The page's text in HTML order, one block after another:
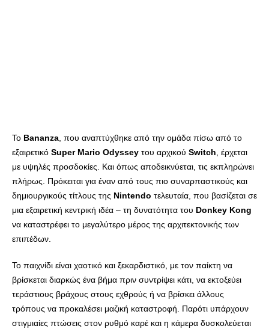
Το Bananza , που αναπτύχθηκε από την ομάδα πίσω από το
εξαιρετικό Super Mario Odyssey του αρχικού Switch , έρχεται
με υψηλές προσδοκίες. Και όπως αποδεικνύεται, τις εκπληρώνει
πλήρως. Πρόκειται για έναν από τους πιο συναρπαστικούς και
δημιουργικούς τίτλους της Nintendo τελευταία, που βασίζεται σε
μια εξαιρετική κεντρική ιδέα – τη δυνατότητα του Donkey Kong
να καταστρέφει το μεγαλύτερο μέρος της αρχιτεκτονικής των
επιπέδων.
Το παιχνίδι είναι χαοτικό και ξεκαρδιστικό, με τον παίκτη να
βρίσκεται διαρκώς ένα βήμα πριν συντρίψει κάτι, να εκτοξεύει
τεράστιους βράχους στους εχθρούς ή να βρίσκει άλλους
τρόπους να προκαλέσει μαζική καταστροφή. Παρότι υπάρχουν
στιγμιαίες πτώσεις στον ρυθμό καρέ και η κάμερα δυσκολεύεται